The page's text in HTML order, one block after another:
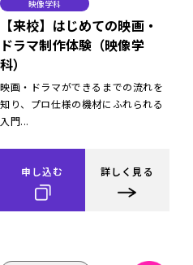
映像学科
【来校】はじめての映画・
ドラマ制作体験（映像学
科）
映画・ドラマができるまでの流れを
知り、プロ仕様の機材にふれられる
入門...
申し込む 詳しく見る